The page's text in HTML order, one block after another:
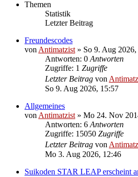
Themen
Statistik
Letzter Beitrag
Freundescodes
von Antimatzist » So 9. Aug
Antworten: 0 Antworten
Zugriffe: 1 Zugriffe
Letzter Beitrag von
So 9. Aug 2026, 15:57
Allgemeines
von Antimatzist » Mo 24. Nov
Antworten: 6 Antworten
Zugriffe: 15050 Zugriffe
Letzter Beitrag von
Mo 3. Aug 2026, 12:46
Suikoden STAR LEAP erscheint